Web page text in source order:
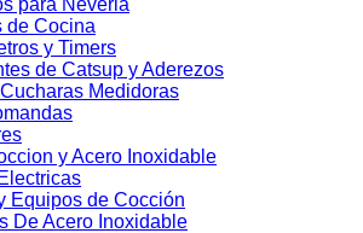
para Neveria
de Cocina
y Timers
de Catsup y Aderezos
Medidoras
y Acero Inoxidable
Equipos de Cocción
De Acero Inoxidable